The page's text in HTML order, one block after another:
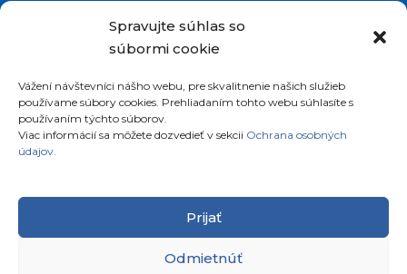
Spravujte súhlas so
súbormi cookie
Vážení návštevníci nášho webu, pre skvalitnenie našich služieb
používame súbory cookies. Prehliadaním tohto webu súhlasíte s
používaním týchto súborov.
Viac informácií sa môžete dozvedieť v sekcii Ochrana osobných
údajov.
Prijať
Odmietnúť
Sídlo: Štiavnička 211/49
Slovenská republika